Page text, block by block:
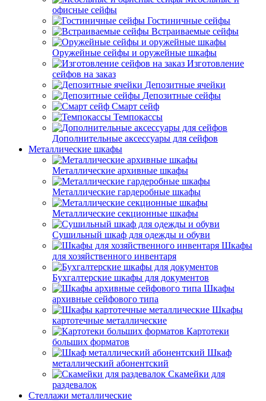
офисные сейфы
Гостиничные сейфы
Встраиваемые сейфы
Оружейные сейфы и оружейные шкафы
Изготовление
сейфов на заказ
Депозитные ячейки
Депозитные сейфы
Смарт сейф
Темпокассы
Дополнительные аксессуары для сейфов
Металлические шкафы
Металлические архивные шкафы
Металлические гардеробные шкафы
Металлические секционные шкафы
Сушильный шкаф для одежды и обуви
Шкафы
для хозяйственного инвентаря
Бухгалтерские шкафы для документов
Шкафы
архивные сейфового типа
Шкафы
картотечные металлические
Картотеки
больших форматов
Шкаф
металлический абонентский
Скамейки для
раздевалок
Стеллажи металлические